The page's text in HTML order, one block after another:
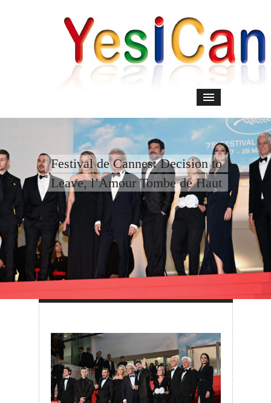
Festival de Cannes: Decision to
Leave, l’Amour Tombe de Haut